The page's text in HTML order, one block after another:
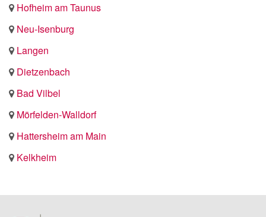
Hofheim am Taunus
Neu-Isenburg
Langen
Dietzenbach
Bad Vilbel
Mörfelden-Walldorf
Hattersheim am Main
Kelkheim